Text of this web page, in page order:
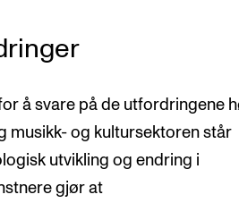
å svare på de utfordringene
musikk- og kultursektoren står
utvikling og endring i
gjør at